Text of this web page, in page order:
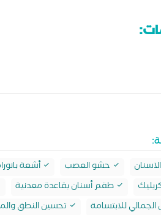
حشو العصب أشعة
طقم أسنان بقاعدة معدنية
للابتسامة
تحسين النطق